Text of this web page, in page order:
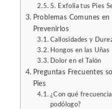
5. Exfolia tus Pies
Problemas Comunes
Prevenirlos
Callosidades y
Hongos en las Uñas
Dolor en el Talón
Preguntas Frecuentes
Pies
¿Con qué
podólogo?